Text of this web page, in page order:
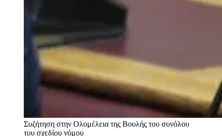
Συζήτηση στην Ολομέλεια της Βουλής του συνόλου
του σχεδίου νόμου